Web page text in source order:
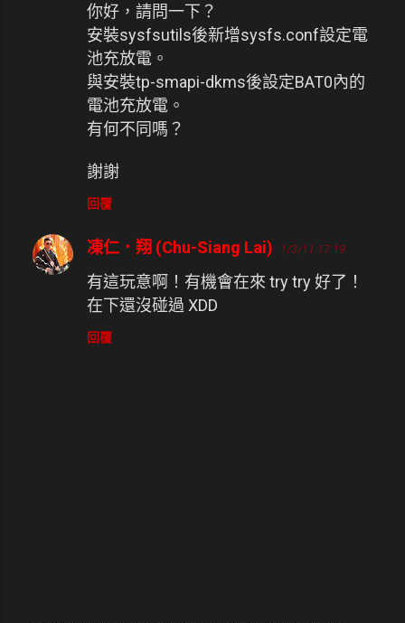
你好，請問一下？
安裝sysfsutils後新增sysfs.conf設定電
池充放電。
與安裝tp-smapi-dkms後設定BAT0內的
電池充放電。
有何不同嗎？
謝謝
回覆
凍仁．翔 (Chu-Siang Lai) 1/3/11 17:19
有這玩意啊！有機會在來 try try 好了！
在下還沒碰過 XDD
回覆